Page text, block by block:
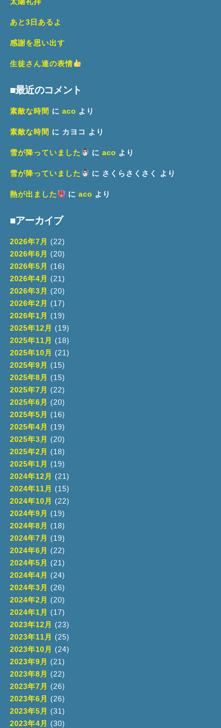
あと3日あるよ
感謝を思い出す
生徒さん達の表情
■最近のコメント
素敵な時間 に aco より
素敵な時間 に カヨコ より
雪が降っていました に aco より
雪が降っていました に さくらさくさく より
熱が出ました に aco より
■アーカイブ
2026年7月
(22)
2026年6月
(20)
2026年5月
(16)
2026年4月
(21)
2026年3月
(20)
2026年2月
(17)
2026年1月
(19)
2025年12月
(19)
2025年11月
(18)
2025年10月
(21)
2025年9月
(15)
2025年8月
(15)
2025年7月
(22)
2025年6月
(20)
2025年5月
(16)
2025年4月
(19)
2025年3月
(20)
2025年2月
(18)
2025年1月
(19)
2024年12月
(21)
2024年11月
(15)
2024年10月
(22)
2024年9月
(19)
2024年8月
(18)
2024年7月
(19)
2024年6月
(22)
2024年5月
(21)
2024年4月
(24)
2024年3月
(26)
2024年2月
(20)
2024年1月
(17)
2023年12月
(23)
2023年11月
(25)
2023年10月
(24)
2023年9月
(21)
2023年8月
(22)
2023年7月
(26)
2023年6月
(26)
2023年5月
(31)
2023年4月
(30)